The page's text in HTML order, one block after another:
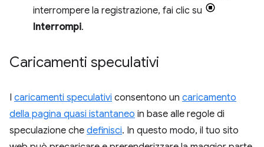
interrompere la registrazione, fai clic su
Interrompi.
Caricamenti speculativi
I caricamenti speculativi consentono un caricamento
della pagina quasi istantaneo in base alle regole di
speculazione che definisci. In questo modo, il tuo sito